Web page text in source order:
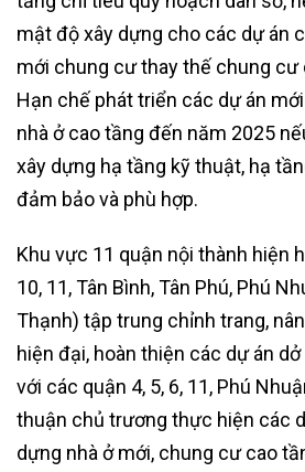
mật độ xây dựng cho các dự án
mới chung cư thay thế chung
Hạn chế phát triển các dự án
nhà ở cao tầng đến năm 2025
xây dựng hạ tầng kỹ thuật, hạ
đảm bảo và phù hợp.
Khu vực 11 quận nội thành hiện
10, 11, Tân Bình, Tân Phú, Phú
Thạnh) tập trung chỉnh trang,
hiện đại, hoàn thiện các dự án
với các quận 4, 5, 6, 11, Phú
thuận chủ trương thực hiện các
dựng nhà ở mới, chung cư cao